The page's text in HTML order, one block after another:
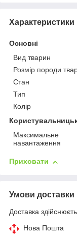
Характеристики
Основні
Вид тварин
Розмір породи
Стан
Тип
Колір
Максимальне
навантаження
Приховати
Умови доставки
Доставка
Нова Пошта